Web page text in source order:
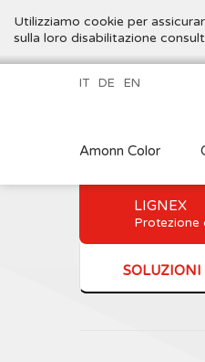
Utilizziamo cookie per
sulla loro disabilitazione
Amonn Color
IT DE EN
LIGNEX
Protezione
SOLUZIONI